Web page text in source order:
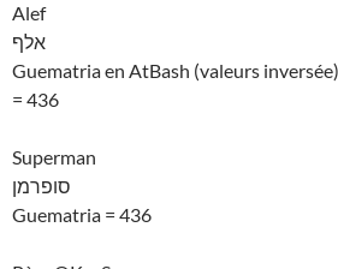
Alef
אלף
Guematria en AtBash (valeurs
= 436
Superman
סופרמן
Guematria = 436